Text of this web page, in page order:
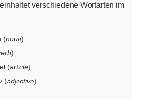
verschiedene Wortarten im
(noun)
)
(article)
(adjective)